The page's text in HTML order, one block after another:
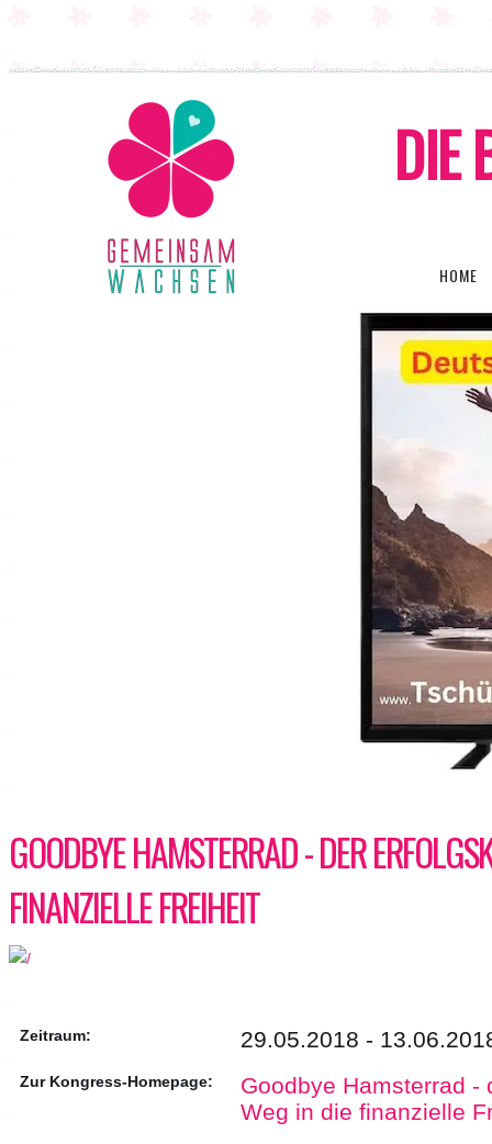
DIE
HOME
GOODBYE HAMSTERRAD - DER
FINANZIELLE FREIHEIT
Zeitraum: 29.05.2018 -
Zur Kongress-Homepage:
Goodbye Hamsterrad -
Weg in die finanzielle